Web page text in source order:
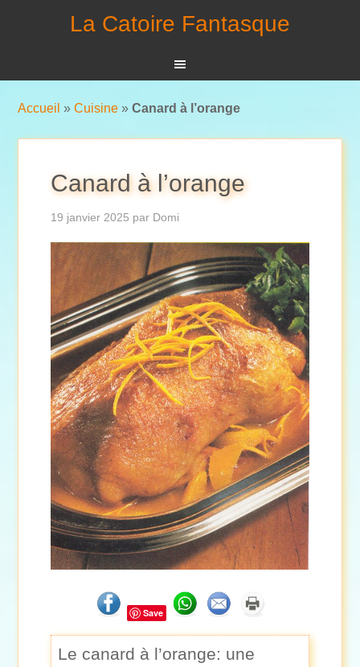
La Catoire Fantasque
Accueil »Cuisine »Canard à l’orange
Canard à l’orange
19 janvier 2025 par Domi
Save
Le canard à l’orange: une